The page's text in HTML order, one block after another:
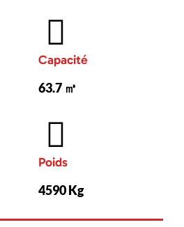
Capacité
63.7 ㎥
Poids
4590 Kg